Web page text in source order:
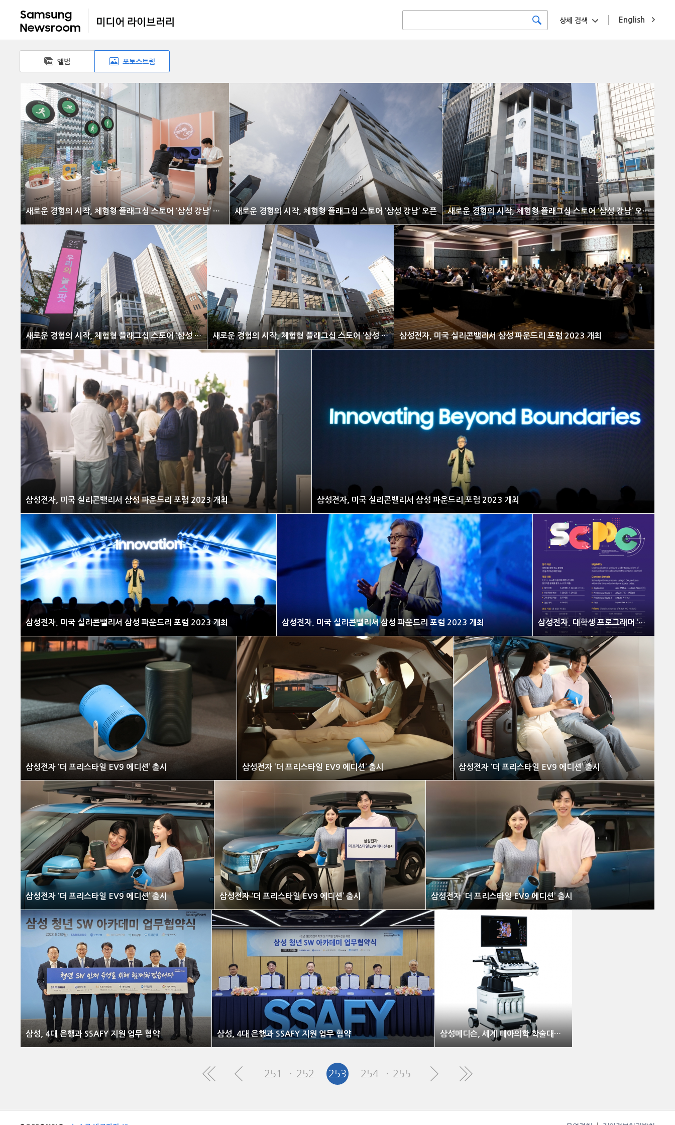
English
상세 검색
앨범 포토스트림
새로운 경험의 시작, 체험형 플래그십 스토어 ‘삼성 강남’ 오픈 새로운 경험의 시작, 체험형 플래그십 스토어 ‘삼성 강남’ 오픈 새로운 경험의 시작, 체험형 플래그십 스토어 ‘삼성 강남’ 오픈
새로운 경험의 시작, 체험형 플래그십 스토어 ‘삼성 강남’ 오픈 새로운 경험의 시작, 체험형 플래그십 스토어 ‘삼성 강남’ 오픈 삼성전자, 미국 실리콘밸리서 삼성 파운드리 포럼 2023 개최
삼성전자, 미국 실리콘밸리서 삼성 파운드리 포럼 2023 개최 삼성전자, 미국 실리콘밸리서 삼성 파운드리 포럼 2023 개최
삼성전자, 미국 실리콘밸리서 삼성 파운드리 포럼 2023 개최 삼성전자, 미국 실리콘밸리서 삼성 파운드리 포럼 2023 개최 삼성전자, 대학생 프로그래머 ‘최강자’ 뽑는다
삼성전자 ‘더 프리스타일 EV9 에디션’ 출시 삼성전자 ‘더 프리스타일 EV9 에디션’ 출시 삼성전자 ‘더 프리스타일 EV9 에디션’ 출시
삼성전자 ‘더 프리스타일 EV9 에디션’ 출시 삼성전자 ‘더 프리스타일 EV9 에디션’ 출시 삼성전자 ‘더 프리스타일 EV9 에디션’ 출시
삼성, 4대 은행과 SSAFY 지원 업무 협약 삼성, 4대 은행과 SSAFY 지원 업무 협약 삼성메디슨, 세계 태아의학 학술대회서 AI 진단 보조 기능의 임상 유용성 소개
251 252 253 254 255